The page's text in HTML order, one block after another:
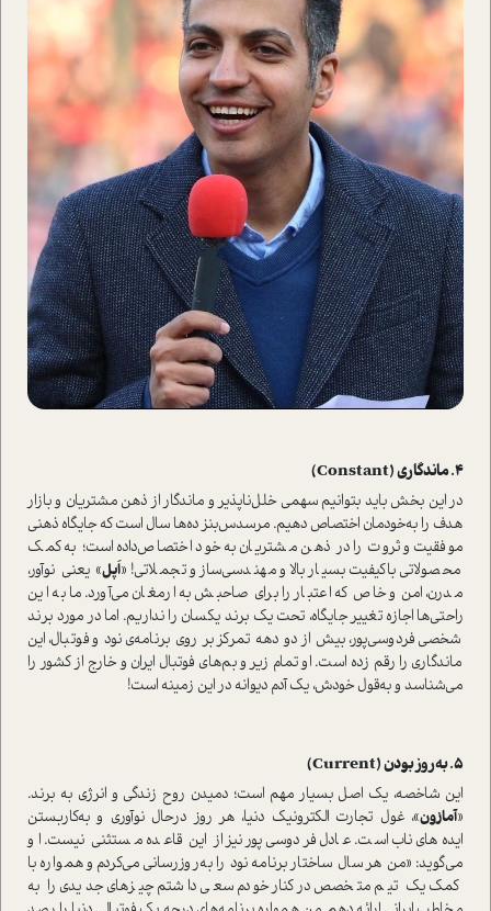
4. ماندگاری (Constant)
در این بخش باید بتوانیم سهمی خلل‌ناپذیر و ماندگار از ذهن مشتریان و بازار
هدف را به‌خودمان اختصاص دهیم. مرسدس‌بنز ده‌ها سال ا‌ست که جایگاه ذهنی
موفقیت و ثروت را در ذهن مشتریان به خود اختصاص‌داده ا‌ست؛ به کمک
محصولاتی با‌کیفیت بسیار بالا و مهندسی‌ساز و تجملاتی! «اَپل» یعنی نوآور،
مدرن، امن و خاص که اعتبار را برای صاحبش به ارمغان می‌آورد. ما به این
راحتی‌ها اجازه تغییر جایگاه، تحت یک برند یکسان را نداریم. اما در مورد برند
شخصی فردوسی‌پور، بیش از دو دهه تمرکز بر روی برنامه‌ی‌ نود و فوتبال، این
ماندگاری را رقم زده ا‌ست. او تمام زیر و بم‌های فوتبال ایران و خارج از کشور را
می‌شناسد و به‌قول خودش، یک آدم دیوانه در این زمینه ا‌ست!
5. به‌روز بودن (Current)
این شاخصه، یک اصل بسیار مهم ا‌ست؛ دمیدن روح زندگی و انرژی به برند.
«‌آمازون»، غول تجارت الکترونیک دنیا، هر‌ روز در‌حال نوآوری و به‌کار‌بستن
ایده‌های ناب ا‌ست. عادل فردوسی‌پور نیز از این قاعده مستثنی نیست. او
می‌گوید: «من هر سال ساختار برنامه نود را به‌روز‌رسانی می‌کردم و همواره با
کمک یک تیم متخصص در‌کنار خودم سعی داشتم چیزهای جدیدی را به